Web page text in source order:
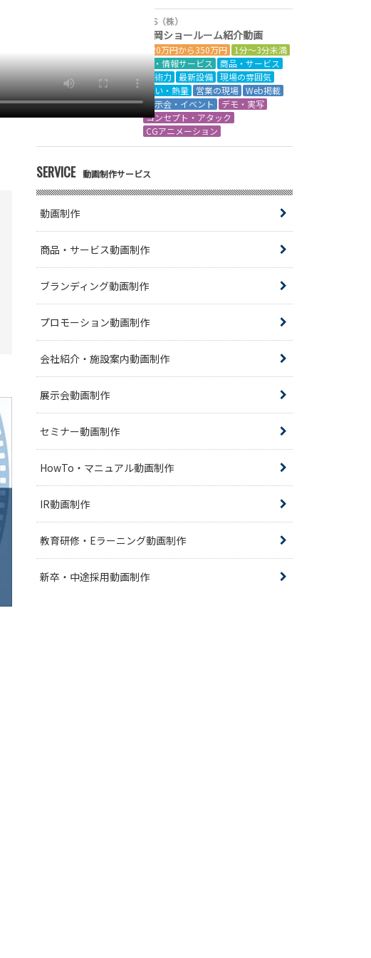
AJS（株）
延岡ショールーム紹介動画
120万円から350万円
1分～3分未満
IT・情報サービス
商品・サービス
技術力 最新設備 現場の雰囲気
想い・熱量
営業の現場 Web掲載
展示会・イベント
デモ・実写
コンセプト・アタック
CGアニメーション
SERVICE 動画制作サービス
動画制作
商品・サービス動画制作
ブランディング動画制作
プロモーション動画制作
会社紹介・施設案内動画制作
展示会動画制作
セミナー動画制作
HowTo・マニュアル動画制作
IR動画制作
教育研修・Eラーニング動画制作
新卒・中途採用動画制作